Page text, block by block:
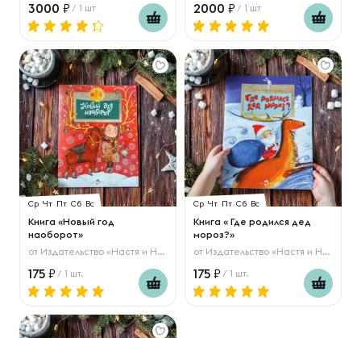
3000 / 1 шт 2000 / 1 шт
Ср Чт Пт Сб Вс
Книга «Новый год
наоборот»
от Издательство «Настя и Никита»
175 / 1 шт.
Ср Чт Пт Сб Вс
Книга « Где родился дед
мороз?»
от Издательство «Настя и Никита»
175 / 1 шт.